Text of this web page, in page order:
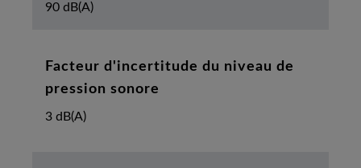
90 dB(A)
Facteur d'incertitude du niveau de
pression sonore
3 dB(A)